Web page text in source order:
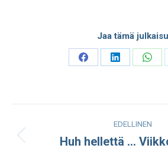
Jaa tämä julkaisu
Share
Share
navigation
EDELLINEN
Huh hellettä …